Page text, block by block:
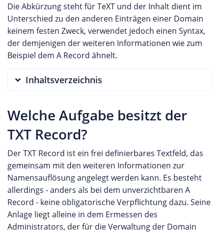
Die Abkürzung steht für TeXT und der Inhalt dient im
Unterschied zu den anderen Einträgen einer Domain
keinem festen Zweck, verwendet jedoch einen Syntax,
der demjenigen der weiteren Informationen wie zum
Beispiel dem A Record ähnelt.
Inhaltsverzeichnis
Welche Aufgabe besitzt der
TXT Record?
Der TXT Record ist ein frei definierbares Textfeld, das
gemeinsam mit den weiteren Informationen zur
Namensauflösung angelegt werden kann. Es besteht
allerdings - anders als bei dem unverzichtbaren A
Record - keine obligatorische Verpflichtung dazu. Seine
Anlage liegt alleine in dem Ermessen des
Administrators, der für die Verwaltung der Domain